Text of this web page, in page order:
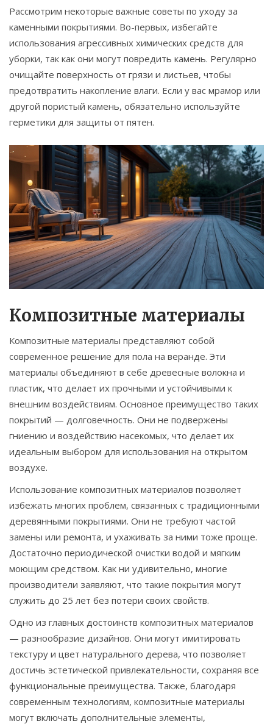
Рассмотрим некоторые важные советы по уходу за
каменными покрытиями. Во-первых, избегайте
использования агрессивных химических средств для
уборки, так как они могут повредить камень. Регулярно
очищайте поверхность от грязи и листьев, чтобы
предотвратить накопление влаги. Если у вас мрамор или
другой пористый камень, обязательно используйте
герметики для защиты от пятен.
Композитные материалы
Композитные материалы представляют собой
современное решение для пола на веранде. Эти
материалы объединяют в себе древесные волокна и
пластик, что делает их прочными и устойчивыми к
внешним воздействиям. Основное преимущество таких
покрытий — долговечность. Они не подвержены
гниению и воздействию насекомых, что делает их
идеальным выбором для использования на открытом
воздухе.
Использование композитных материалов позволяет
избежать многих проблем, связанных с традиционными
деревянными покрытиями. Они не требуют частой
замены или ремонта, и ухаживать за ними тоже проще.
Достаточно периодической очистки водой и мягким
моющим средством. Как ни удивительно, многие
производители заявляют, что такие покрытия могут
служить до 25 лет без потери своих свойств.
Одно из главных достоинств композитных материалов
— разнообразие дизайнов. Они могут имитировать
текстуру и цвет натурального дерева, что позволяет
достичь эстетической привлекательности, сохраняя все
функциональные преимущества. Также, благодаря
современным технологиям, композитные материалы
могут включать дополнительные элементы,